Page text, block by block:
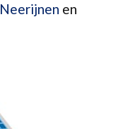
Neerijnen en